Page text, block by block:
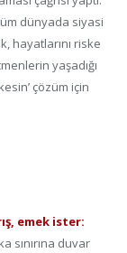
dünyada siyasi
hayatlarını riske
yaşadığı
çözüm için
emek ister:
sınırına duvar